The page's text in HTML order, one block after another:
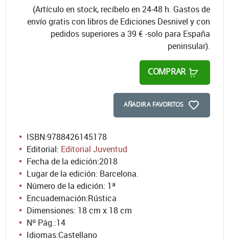
(Artículo en stock, recíbelo en 24-48 h. Gastos de
envío gratis con libros de Ediciones Desnivel y con
pedidos superiores a 39 € -solo para España
peninsular).
COMPRAR
AÑADIR A FAVORITOS
ISBN:9788426145178
Editorial: Editorial Juventud
Fecha de la edición:2018
Lugar de la edición: Barcelona.
Número de la edición: 1ª
Encuadernación:Rústica
Dimensiones: 18 cm x 18 cm
Nº Pág.:14
Idiomas:Castellano